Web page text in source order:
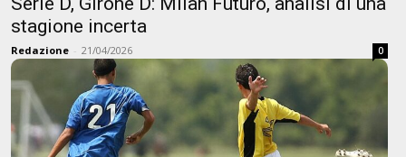
stagione incerta
Redazione - 21/04/2026 0